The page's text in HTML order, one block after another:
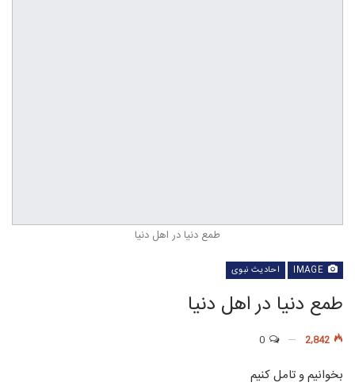
طمع دنیا در اهل دنیا
احادیث نبوی
طمع دنیا در اهل دنیا
بخوانیم و تامل کنیم